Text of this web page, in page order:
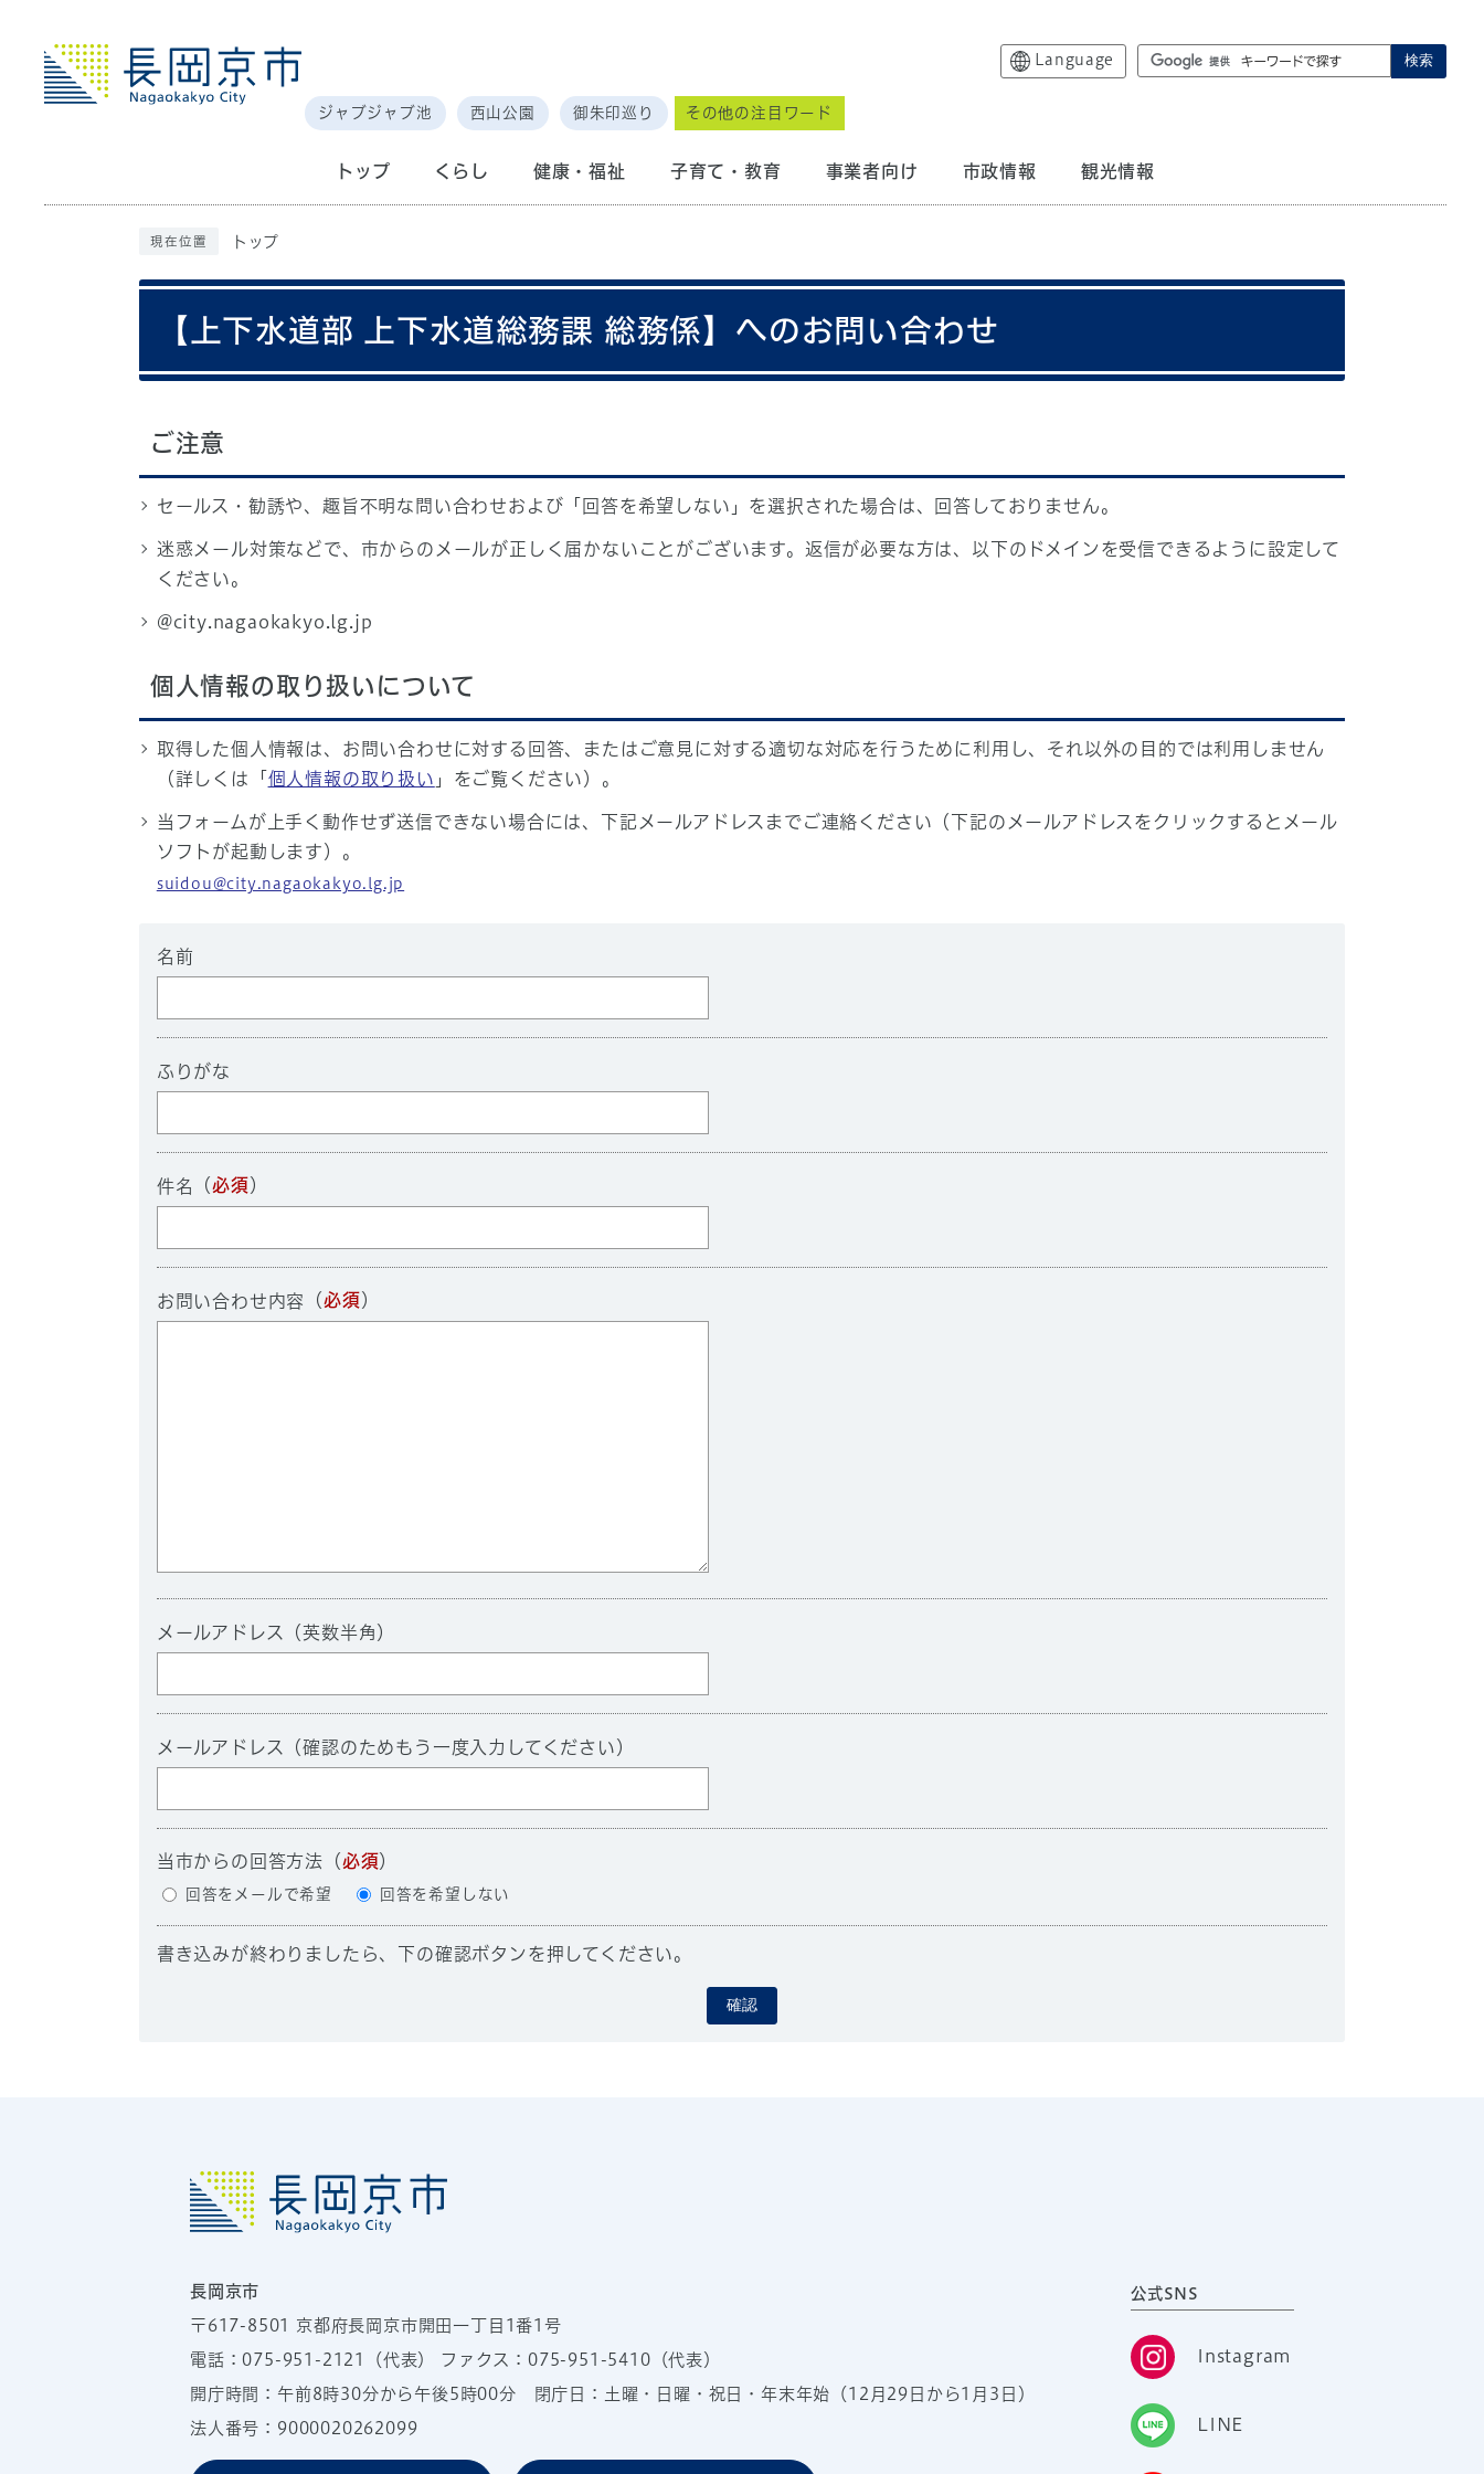
Language 検索
ジャブジャブ池 西山公園 御朱印巡り その他の注目ワード
トップ くらし 健康・福祉 子育て・教育 事業者向け 市政情報 観光情報
現在位置 トップ
【上下水道部 上下水道総務課 総務係】へのお問い合わせ
ご注意
セールス・勧誘や、趣旨不明な問い合わせおよび「回答を希望しない」を選択された場合は、回答しておりません。
迷惑メール対策などで、市からのメールが正しく届かないことがございます。返信が必要な方は、以下のドメインを受信できるように設定して
ください。
@city.nagaokakyo.lg.jp
個人情報の取り扱いについて
取得した個人情報は、お問い合わせに対する回答、またはご意見に対する適切な対応を行うために利用し、それ以外の目的では利用しません
（詳しくは「 個人情報の取り扱い 」をご覧ください）。
当フォームが上手く動作せず送信できない場合には、下記メールアドレスまでご連絡ください（下記のメールアドレスをクリックするとメール
ソフトが起動します）。
suidou@city.nagaokakyo.lg.jp
名前
ふりがな
件名 （必須 ）
お問い合わせ内容 （必須 ）
メールアドレス（英数半角）
メールアドレス（確認のためもう一度入力してください）
当市からの回答方法 （必須）
回答をメールで希望 回答を希望しない
書き込みが終わりましたら、下の確認ボタンを押してください。
確認
長岡京市
〒617-8501 京都府長岡京市開田一丁目1番1号
電話：075-951-2121 （代表） ファクス：075-951-5410（代表）
開庁時間：午前8時30分から午後5時00分 閉庁日：土曜・日曜・祝日・年末年始（12月29日から1月3日）
法人番号：9000020262099
公式SNS
Instagram
LINE